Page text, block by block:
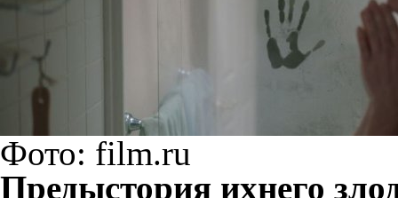
Фото: film.ru
Предыстория ихнего